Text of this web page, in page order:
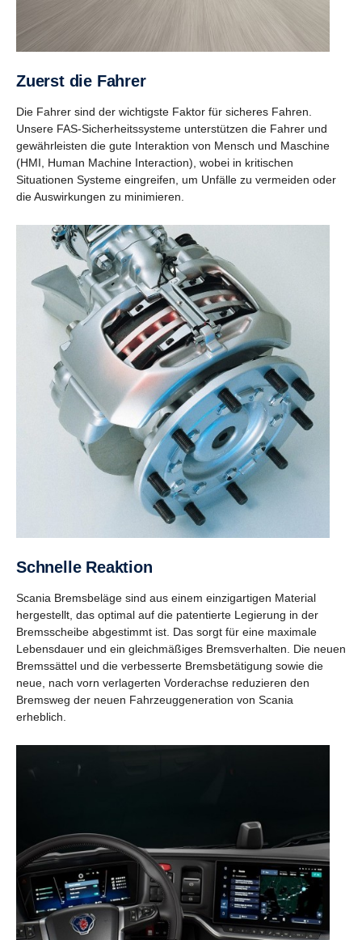
Zuerst die Fahrer
Die Fahrer sind der wichtigste Faktor für sicheres Fahren.
Unsere FAS-Sicherheitssysteme unterstützen die Fahrer und
gewährleisten die gute Interaktion von Mensch und Maschine
(HMI, Human Machine Interaction), wobei in kritischen
Situationen Systeme eingreifen, um Unfälle zu vermeiden oder
die Auswirkungen zu minimieren.
Schnelle Reaktion
Scania Bremsbeläge sind aus einem einzigartigen Material
hergestellt, das optimal auf die patentierte Legierung in der
Bremsscheibe abgestimmt ist. Das sorgt für eine maximale
Lebensdauer und ein gleichmäßiges Bremsverhalten. Die neuen
Bremssättel und die verbesserte Bremsbetätigung sowie die
neue, nach vorn verlagerten Vorderachse reduzieren den
Bremsweg der neuen Fahrzeuggeneration von Scania
erheblich.